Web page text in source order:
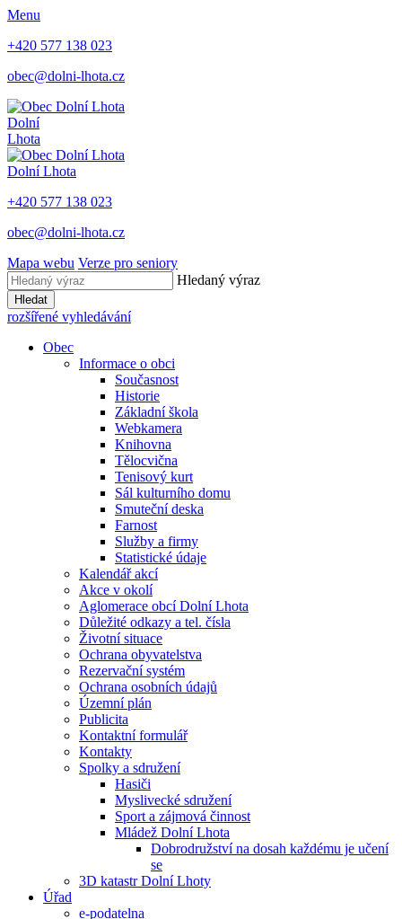
Menu
+420 577 138 023
obec@dolni-lhota.cz
Dolní
Lhota
Dolní Lhota
+420 577 138 023
obec@dolni-lhota.cz
Mapa webu Verze pro seniory
Hledaný výraz
Hledat
rozšířené vyhledávání
Obec
Informace o obci
Současnost
Historie
Základní škola
Webkamera
Knihovna
Tělocvična
Tenisový kurt
Sál kulturního domu
Smuteční deska
Farnost
Služby a firmy
Statistické údaje
Kalendář akcí
Akce v okolí
Aglomerace obcí Dolní Lhota
Důležité odkazy a tel. čísla
Životní situace
Ochrana obyvatelstva
Rezervační systém
Ochrana osobních údajů
Územní plán
Publicita
Kontaktní formulář
Kontakty
Spolky a sdružení
Hasiči
Myslivecké sdružení
Sport a zájmová činnost
Mládež Dolní Lhota
Dobrodružství na dosah každému je učení
se
3D katastr Dolní Lhoty
Úřad
e-podatelna